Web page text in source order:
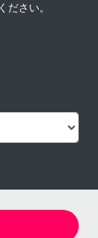
ださい。